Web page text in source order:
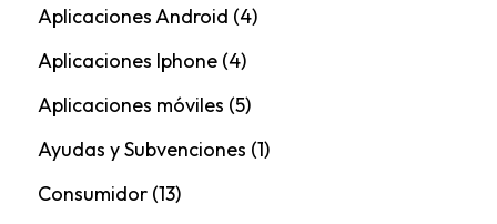
Aplicaciones Android (4)
Aplicaciones Iphone(4)
Aplicaciones móviles (5)
Ayudas y Subvenciones (1)
Consumidor(13)